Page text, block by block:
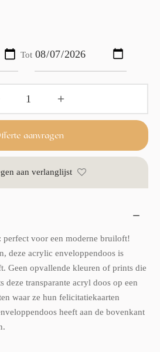
Tot
aanvragen
aan verlanglijst
voor een moderne bruiloft!
deze acrylic enveloppendoos is
Geen opvallende kleuren of prints die
deze transparante acryl doos op een
waar ze hun felicitatiekaarten
heeft aan de bovenkant